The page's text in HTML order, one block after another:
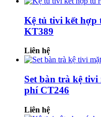
Kệ tủ tivi kết hợp
KT389
Liên hệ
Set bàn trà kệ
phí CT246
Liên hệ